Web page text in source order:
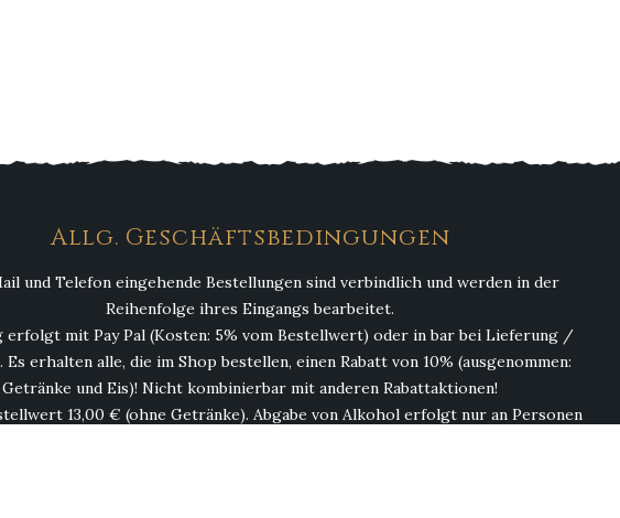
Allg. Geschäftsbedingungen
und Telefon eingehende Bestellungen sind verbindlich und werden in der
Reihenfolge ihres Eingangs bearbeitet.
erfolgt mit Pay Pal (Kosten: 5% vom Bestellwert) oder in bar bei Lieferung /
Es erhalten alle, die im Shop bestellen, einen Rabatt von 10% (ausgenommen:
Getränke und Eis)! Nicht kombinierbar mit anderen Rabattaktionen!
13,00 € (ohne Getränke). Abgabe von Alkohol erfolgt nur an Personen